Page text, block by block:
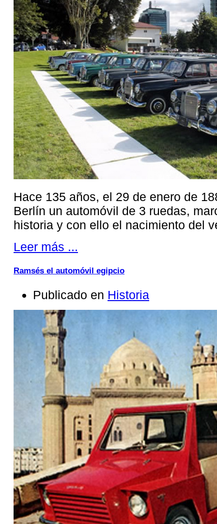
Hace 135 años, el 29 de enero de
Berlín un automóvil de 3 ruedas,
historia y con ello el nacimiento del
Leer más ...
Ramsés el automóvil egipcio
Publicado en Historia